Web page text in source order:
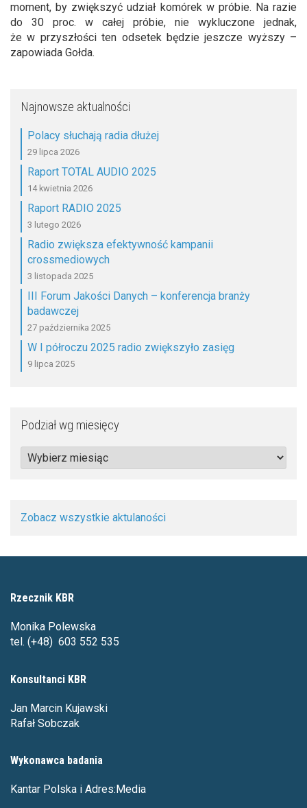
moment, by zwiększyć udział komórek w próbie. Na razie
do 30 proc. w całej próbie, nie wykluczone jednak,
że w przyszłości ten odsetek będzie jeszcze wyższy –
zapowiada Gołda.
Najnowsze aktualności
Polacy słuchają radia dłużej
29 lipca 2026
Raport TOTAL AUDIO 2025
14 kwietnia 2026
Raport RADIO 2025
3 lutego 2026
Radio zwiększa efektywność kampanii
crossmediowych
3 listopada 2025
III Forum Jakości Danych – konferencja branży
badawczej
27 października 2025
W I półroczu 2025 radio zwiększyło zasięg
9 lipca 2025
Podział wg miesięcy
Podział
wg
Zobacz wszystkie aktulaności
Rzecznik KBR
Monika Polewska
tel. (+48) 603 552 535
Konsultanci KBR
Jan Marcin Kujawski
Rafał Sobczak
Wykonawca badania
Kantar Polska i Adres:Media